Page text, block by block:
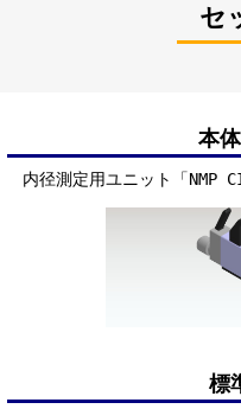
セ
本
内径測定用ユニット「NMP
標